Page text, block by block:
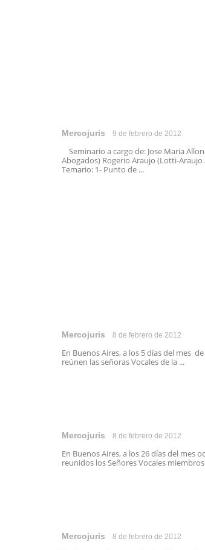
Mercojuris 9 de febrero de 2012
Seminario a cargo de: Jose Maria
Abogados) Rogerio Araujo (Lotti-Araujo
Temario: 1- Punto de ...
Mercojuris 8 de febrero de 2012
En Buenos Aires, a los 5 días del mes
reúnen las señoras Vocales de la ...
Mercojuris 8 de febrero de 2012
En Buenos Aires, a los 26 días del mes
reunidos los Señores Vocales miembros
Mercojuris 8 de febrero de 2012